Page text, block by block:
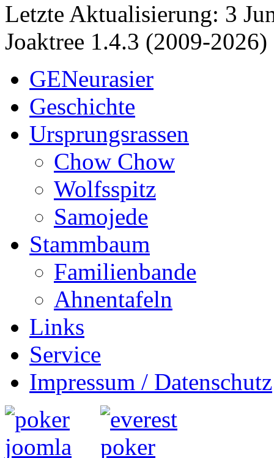
Letzte Aktualisierung: 3
Joaktree 1.4.3 (2009-2026)
GENeurasier
Geschichte
Ursprungsrassen
Chow Chow
Wolfsspitz
Samojede
Stammbaum
Familienbande
Ahnentafeln
Links
Service
Impressum / Datenschutz